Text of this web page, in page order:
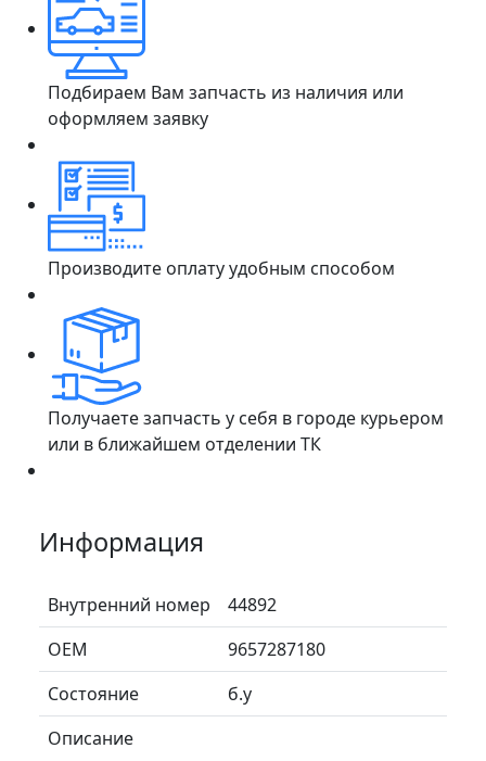
Подбираем Вам запчасть из наличия или
оформляем заявку
Производите оплату удобным способом
Получаете запчасть у себя в городе курьером
или в ближайшем отделении ТК
Информация
Внутренний номер
44892
ОЕМ
9657287180
Состояние
б.у
Описание